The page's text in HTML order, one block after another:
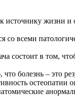
источнику жизни и
со всеми
состоит в том,
болезнь – это
остеопатии